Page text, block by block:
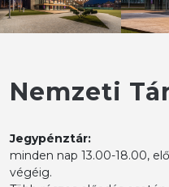
Nemzeti
Jegypénztár:
minden nap 13.00-18.00,
végéig.